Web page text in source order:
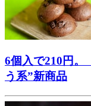
6個入で210円。
う系”新商品